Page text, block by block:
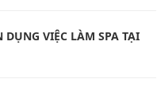
VIỆC LÀM SPA TẠI